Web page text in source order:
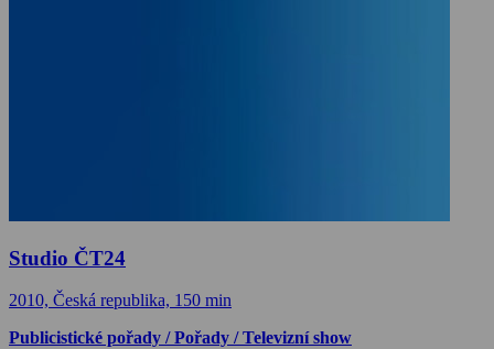
Studio ČT24
2010, Česká republika, 150 min
Publicistické pořady / Pořady / Televizní show